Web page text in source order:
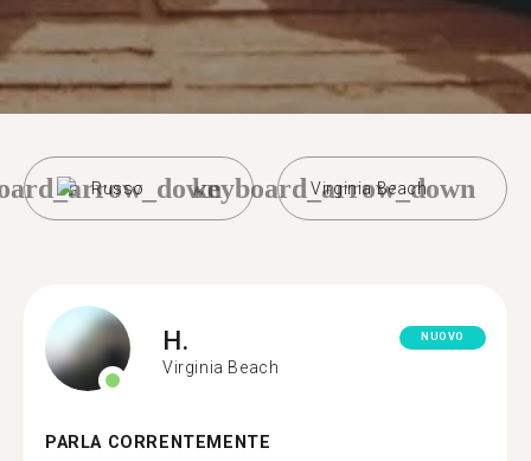
Russo Virginia Beach
keyboard_arrow_down
H.
Virginia Beach
NUOVO
PARLA CORRENTEMENTE